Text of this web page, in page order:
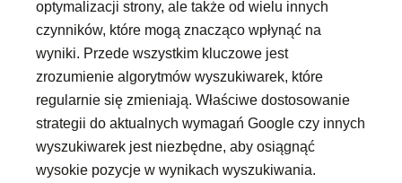
optymalizacji strony, ale także od wielu innych
czynników, które mogą znacząco wpłynąć na
wyniki. Przede wszystkim kluczowe jest
zrozumienie algorytmów wyszukiwarek, które
regularnie się zmieniają. Właściwe dostosowanie
strategii do aktualnych wymagań Google czy innych
wyszukiwarek jest niezbędne, aby osiągnąć
wysokie pozycje w wynikach wyszukiwania.